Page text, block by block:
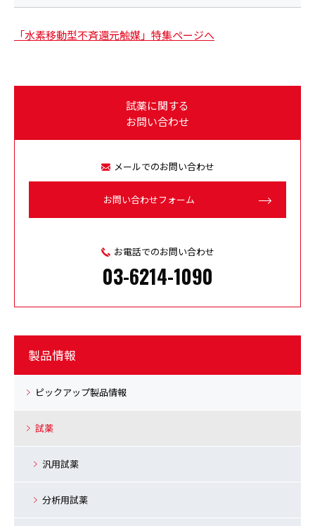
「水素移動型不斉還元触媒」特集ページへ
試薬に関する
お問い合わせ
メールでのお問い合わせ
お問い合わせフォーム
お電話でのお問い合わせ
03-6214-1090
製品情報
ピックアップ製品情報
試薬
汎用試薬
分析用試薬